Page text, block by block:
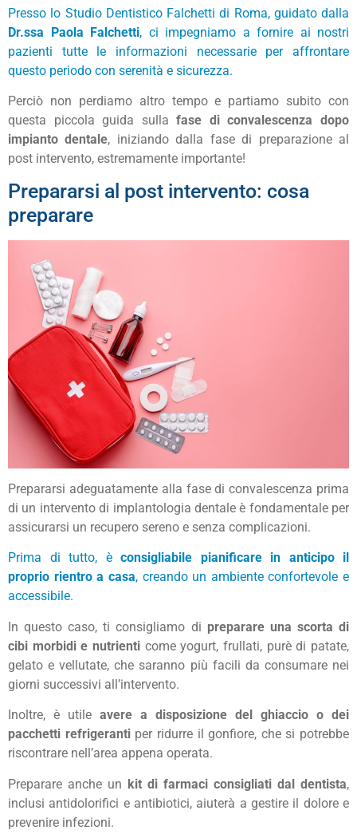
Presso lo Studio Dentistico Falchetti di Roma, guidato dalla
Dr.ssa Paola Falchetti, ci impegniamo a fornire ai nostri
pazienti tutte le informazioni necessarie per affrontare
questo periodo con serenità e sicurezza.
Perciò non perdiamo altro tempo e partiamo subito con
questa piccola guida sullafase di convalescenza dopo
impianto dentale, iniziando dalla fase di preparazione al
post intervento, estremamente importante!
Prepararsi al post intervento: cosa
preparare
Prepararsi adeguatamente alla fase di convalescenza prima
di un intervento di implantologia dentale è fondamentale per
assicurarsi un recupero sereno e senza complicazioni.
Prima di tutto, è consigliabile pianificare in anticipo il
proprio rientro a casa, creando un ambiente confortevole e
accessibile.
In questo caso, ti consigliamo di preparare una scorta di
cibi morbidi e nutrienti come yogurt, frullati, purè di patate,
gelato e vellutate, che saranno più facili da consumare nei
giorni successivi all’intervento.
Inoltre, è utile avere a disposizione del ghiaccio o dei
pacchetti refrigerantiper ridurre il gonfiore, che si potrebbe
riscontrare nell’area appena operata.
Preparare anche un kit di farmaci consigliati dal dentista,
inclusi antidolorifici e antibiotici, aiuterà a gestire il dolore e
prevenire infezioni.